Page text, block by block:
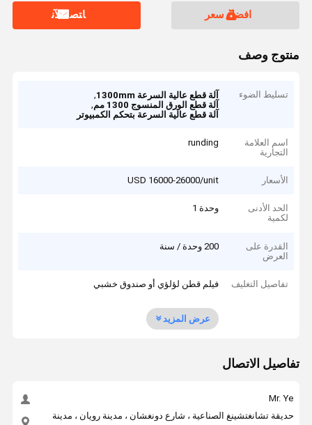
افضل سعر ﺎﺘﺼﻟ ﺍﻶﻧ
منتوج وصف
تسليط الضوء آلة قطع عالية السرعة 1300mm
,
آلة قطع الورق المنسوج 1300 مم
,
آلة قطع عالية السرعة بتحكم الكمبيوتر
اسم العلامة
التجارية
runding
الأسعار USD 16000-26000/unit
الحد الأدنى
لكمية
وحدة 1
القدرة على
العرض
200 وحدة / سنة
تفاصيل التغليف فيلم قطن لؤلؤي أو صندوق خشبي
عرض المزيد
تفاصيل الاتصال
Mr. Ye
حديقة تشانغتشينغ الصناعية ، شارع دونغشان ، مدينة رويان ، مدينة